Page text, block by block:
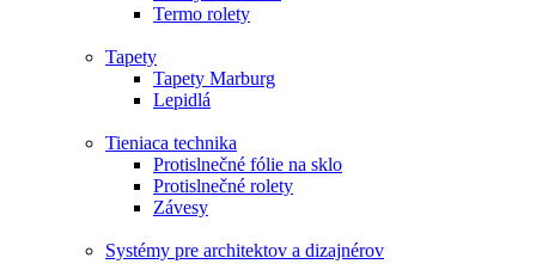
Termo rolety
Tapety
Tapety Marburg
Lepidlá
Tieniaca technika
Protislnečné fólie na sklo
Protislnečné rolety
Závesy
Systémy pre architektov a dizajnérov